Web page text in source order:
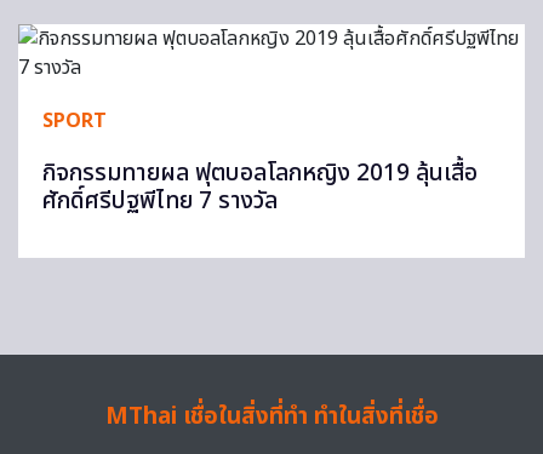
SPORT
กิจกรรมทายผล ฟุตบอลโลกหญิง 2019 ลุ้นเสื้อ
ศักดิ์ศรีปฐพีไทย 7 รางวัล
MThai เชื่อในสิ่งที่ทำ ทำในสิ่งที่เชื่อ